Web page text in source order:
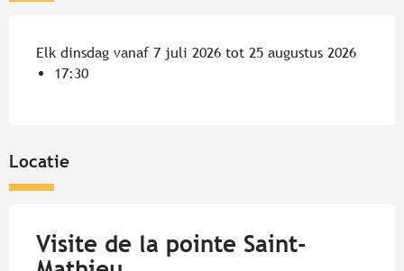
Elk dinsdag vanaf 7 juli 2026 tot 25 augustus 2026
17:30
Locatie
Visite de la pointe Saint-